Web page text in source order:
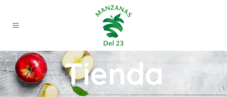
Tienda